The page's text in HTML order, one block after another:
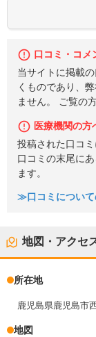
口コミ・コメ
当サイトに掲載
くものであり、
ません。 ご覧の
医療機関の方
投稿された口コ
口コミの末尾に
ます。
≫口コミについて
地図・アクセ
所在地
鹿児島県鹿児島市
地図